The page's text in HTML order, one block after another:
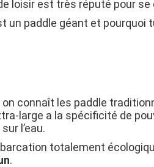
loisir est très réputé pour
paddle géant et pourquoi
connaît les paddle
large a la spécificité de
l’eau.
totalement
.